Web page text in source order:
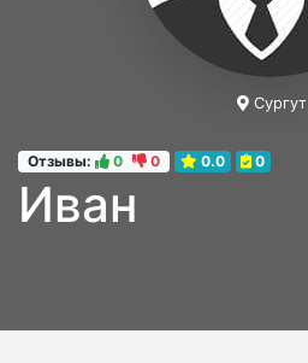
Отзывы: 0 0 0.0 0
Иван
Сургут